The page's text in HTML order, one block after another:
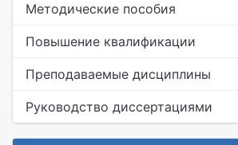
Методические пособия
Повышение квалификации
Преподаваемые дисциплины
Руководство диссертациями